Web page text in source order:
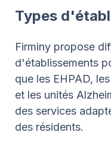
Types
Firminy propose
d'établissements
que les EHPAD,
et les unités
des services
des résidents.